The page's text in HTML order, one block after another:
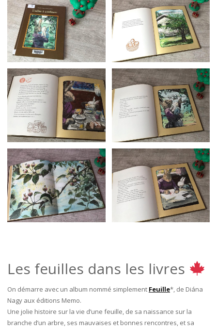
Les feuilles dans les livres
On démarre avec un album nommé simplement Feuille*, de Diána
Nagy aux éditions Memo.
Une jolie histoire sur la vie d’une feuille, de sa naissance sur la
branche d’un arbre, ses mauvaises et bonnes rencontres, et sa